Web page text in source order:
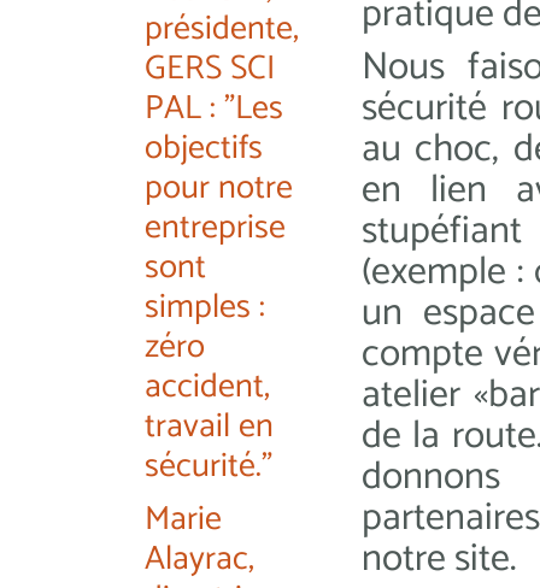
présidente,
GERS SCI
PAL : "Les
objectifs
pour notre
entreprise
sont
simples :
zéro
accident,
travail en
sécurité."
Marie
Alayrac,
pratique
Nous
sécurité
au choc,
en lien
(exemple
un
compte
atelier
de la
notre site.